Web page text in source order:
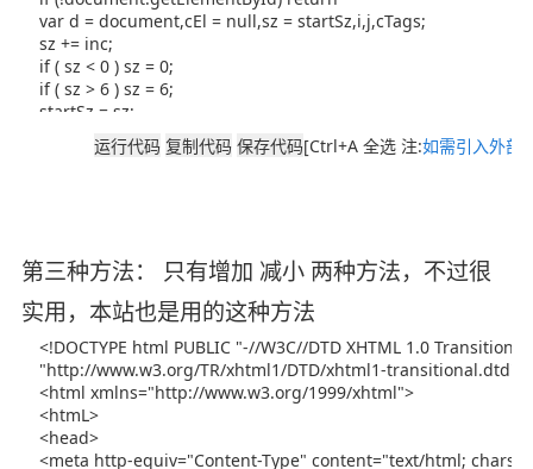
[Ctrl+A 全选 注:如需引入外部
第三种方法： 只有增加 减小 两种方法，不过很
实用，本站也是用的这种方法